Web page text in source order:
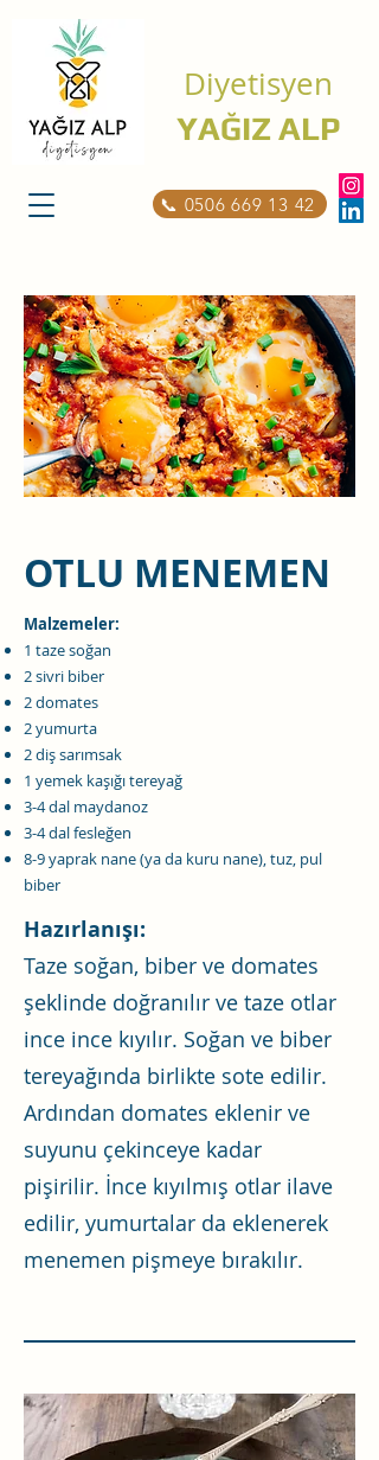
Diyetisyen
YAĞIZ ALP
📞 0506 669 13 42
OTLU MENEMEN
Malzemeler:
1 taze soğan
2 sivri biber
2 domates
2 yumurta
2 diş sarımsak
1 yemek kaşığı tereyağ
3-4 dal maydanoz
3-4 dal fesleğen
8-9 yaprak nane (ya da kuru nane), tuz, pul
biber
Hazırlanışı:
Taze soğan, biber ve domates
şeklinde doğranılır ve taze otlar
ince ince kıyılır. Soğan ve biber
tereyağında birlikte sote edilir.
Ardından domates eklenir ve
suyunu çekinceye kadar
pişirilir. İnce kıyılmış otlar ilave
edilir, yumurtalar da eklenerek
menemen pişmeye bırakılır.